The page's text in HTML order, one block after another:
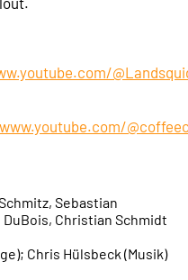
Sebastian
Christian Schmidt
Chris Hülsbeck (Musik)